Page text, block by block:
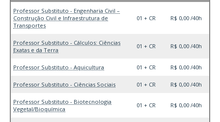
Professor Substituto - Engenharia Civil –
Construção Civil e Infraestrutura de
Transportes
01 + CR R$ 0,00 /40h
Professor Substituto - Cálculos: Ciências
Exatas e da Terra
01 + CR R$ 0,00 /40h
Professor Substituto - Aquicultura 01 + CR R$ 0,00 /40h
Professor Substituto - Ciências Sociais 01 + CR R$ 0,00 /40h
Professor Substituto - Biotecnologia
Vegetal/Bioquímica
01 + CR R$ 0,00 /40h